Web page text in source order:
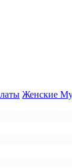
Женские